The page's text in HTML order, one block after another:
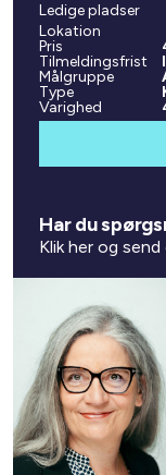
Ledige pladser
Lokation
Pris
Tilmeldingsfrist
Målgruppe
Type
Varighed
Har du
Klik her og send